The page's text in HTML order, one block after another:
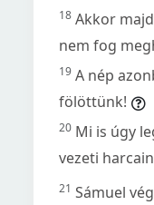
18 Akkor
nem fog
19 A nép
fölöttünk!
20 Mi is úgy
vezeti
21 Sámuel